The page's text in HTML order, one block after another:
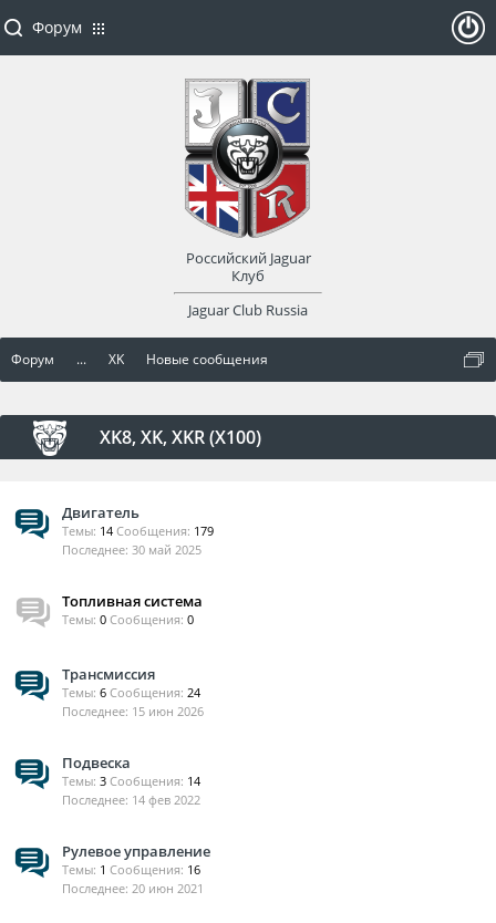
Форум ... XK Новые сообщения
XK8, XK, XKR (X100)
Двигатель
Темы: 14 Сообщения: 179
30 май 2025
Топливная система
Темы: 0 Сообщения: 0
Трансмиссия
Темы: 6 Сообщения: 24
15 июн 2026
Подвеска
Темы: 3 Сообщения: 14
14 фев 2022
Рулевое управление
Темы: 1 Сообщения: 16
20 июн 2021
Форум
Российский Jaguar
Клуб
Jaguar Club Russia
оват